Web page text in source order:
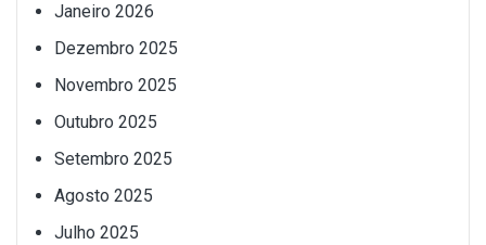
Janeiro 2026
Dezembro 2025
Novembro 2025
Outubro 2025
Setembro 2025
Agosto 2025
Julho 2025